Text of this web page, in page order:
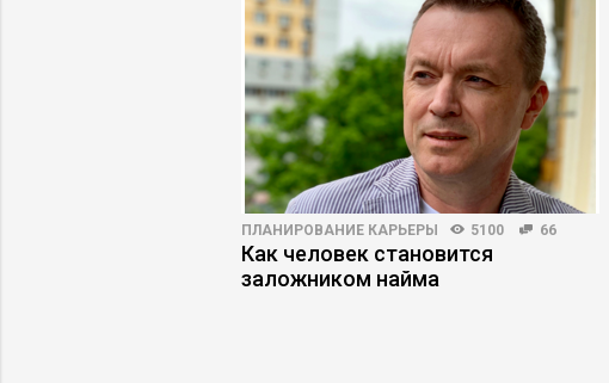
ПЛАНИРОВАНИЕ КАРЬЕРЫ 5100 66
Как человек становится
заложником найма